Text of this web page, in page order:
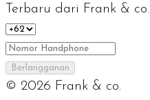
Terbaru dari Frank & co.
Berlangganan
© 2026 Frank & co.